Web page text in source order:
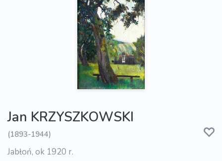
Jan KRZYSZKOWSKI
(1893-1944)
Jabłoń, ok 1920 r.